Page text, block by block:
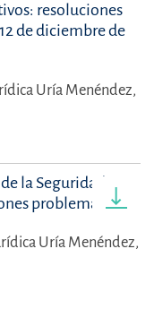
resoluciones
de diciembre de
Uría Menéndez,
la Seguridad
problemáticas
Uría Menéndez,